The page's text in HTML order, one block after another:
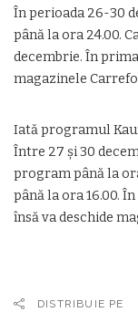
În perioada 26-30
până la ora 24.00.
decembrie. În prima
magazinele
Iată programul
Între 27 şi 30
program până la
până la ora 16.00.
însă va deschide
DISTRIBUIE PE